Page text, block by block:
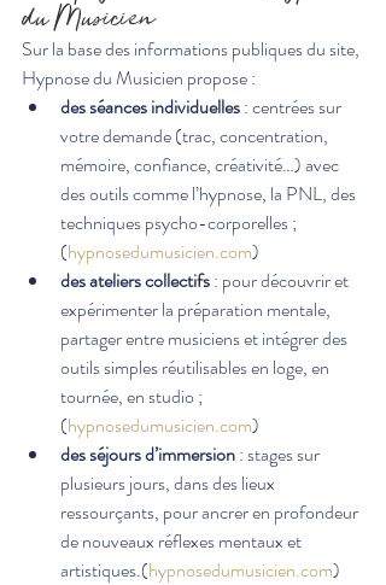
du Musicien
Sur la base des informations publiques du site,
Hypnose du Musicien propose :
des séances individuelles : centrées sur
votre demande (trac, concentration,
mémoire, confiance, créativité…) avec
des outils comme l’hypnose, la PNL, des
techniques psycho-corporelles ;
(hypnosedumusicien.com)
des ateliers collectifs : pour découvrir et
expérimenter la préparation mentale,
partager entre musiciens et intégrer des
outils simples réutilisables en loge, en
tournée, en studio ;
(hypnosedumusicien.com)
des séjours d’immersion : stages sur
plusieurs jours, dans des lieux
ressourçants, pour ancrer en profondeur
de nouveaux réflexes mentaux et
artistiques.(hypnosedumusicien.com)